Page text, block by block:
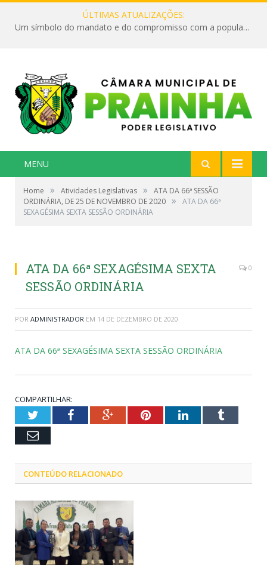
ÚLTIMAS ATUALIZAÇÕES:
Um símbolo do mandato e do compromisso com a população
MENU
Home » Atividades Legislativas »
ATA DA 66ª SESSÃO
ORDINÁRIA, DE 25 DE NOVEMBRO DE 2020 »
ATA DA 66ª
SEXAGÉSIMA SEXTA SESSÃO ORDINÁRIA
ATA DA 66ª SEXAGÉSIMA SEXTA
SESSÃO ORDINÁRIA
0
POR ADMINISTRADOR EM 14 DE DEZEMBRO DE 2020
ATA DA 66ª SEXAGÉSIMA SEXTA SESSÃO ORDINÁRIA
COMPARTILHAR:
TwitterFacebookGoogle+PinterestLinkedInTumblr
Email
CONTEÚDO RELACIONADO